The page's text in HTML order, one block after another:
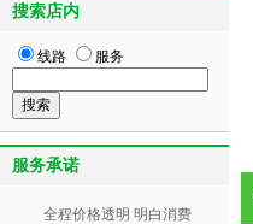
搜索店内
线路 服务
服务承诺
全程价格透明 明白消费